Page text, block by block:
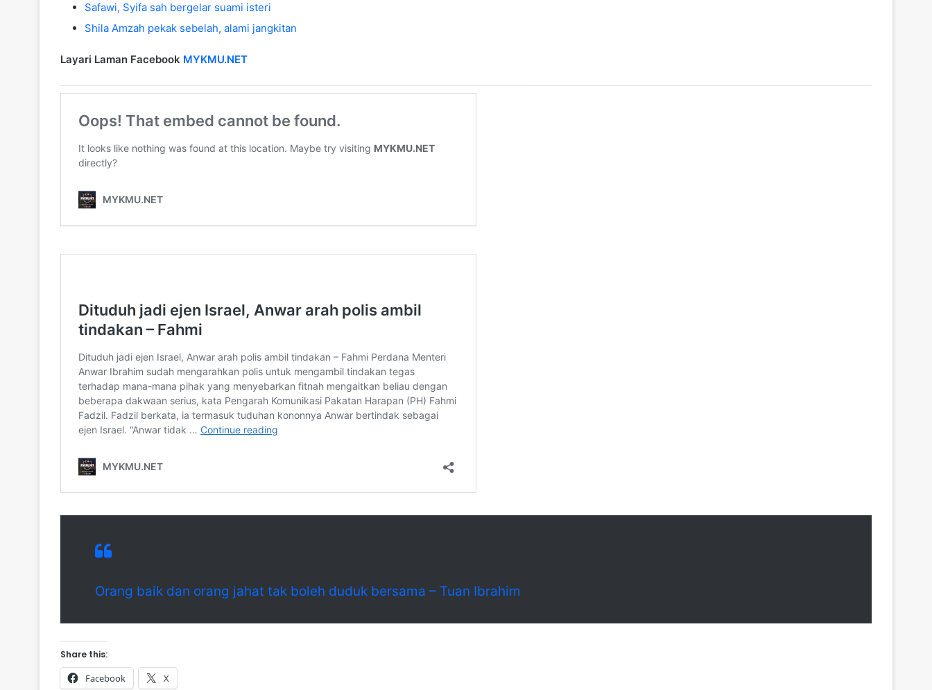
Safawi, Syifa sah bergelar suami isteri
Shila Amzah pekak sebelah, alami jangkitan
Layari Laman Facebook MYKMU.NET
Orang baik dan orang jahat tak boleh duduk bersama – Tuan Ibrahim
Share this:
Facebook X